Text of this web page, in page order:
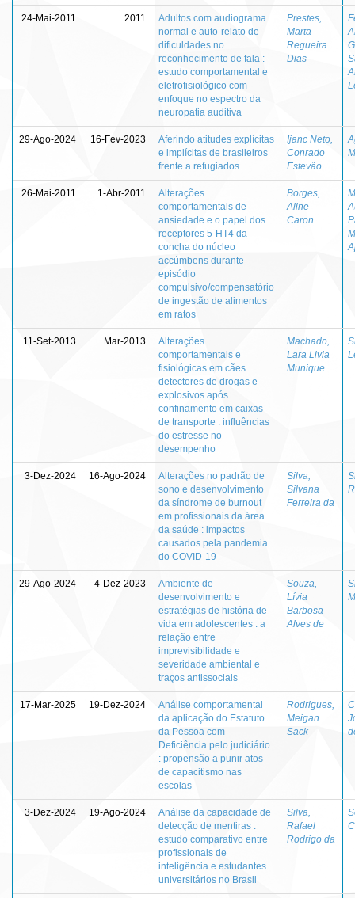
24-Mai-2011 2011
Adultos com audiograma
normal e auto-relato de
dificuldades no
reconhecimento de fala :
estudo comportamental e
eletrofisiológico com
enfoque no espectro da
neuropatia auditiva
Prestes,
Marta
Regueira
Dias
29-Ago-2024 16-Fev-2023
Aferindo atitudes explícitas
e implícitas de brasileiros
frente a refugiados
Ijanc Neto,
Conrado
Estevão
26-Mai-2011 1-Abr-2011
Alterações
comportamentais de
ansiedade e o papel dos
receptores 5-HT4 da
concha do núcleo
accúmbens durante
episódio
compulsivo/compensatório
de ingestão de alimentos
em ratos
Borges,
Aline
Caron
11-Set-2013 Mar-2013
Alterações
comportamentais e
fisiológicas em cães
detectores de drogas e
explosivos após
confinamento em caixas
de transporte : influências
do estresse no
desempenho
Machado,
Lara Livia
Munique
3-Dez-2024 16-Ago-2024
Alterações no padrão de
sono e desenvolvimento
da síndrome de burnout
em profissionais da área
da saúde : impactos
causados pela pandemia
do COVID-19
Silva,
Silvana
Ferreira da
29-Ago-2024 4-Dez-2023
Ambiente de
desenvolvimento e
estratégias de história de
vida em adolescentes : a
relação entre
imprevisibilidade e
severidade ambiental e
traços antissociais
Souza,
Lívia
Barbosa
Alves de
17-Mar-2025 19-Dez-2024
Análise comportamental
da aplicação do Estatuto
da Pessoa com
Deficiência pelo judiciário
: propensão a punir atos
de capacitismo nas
escolas
Rodrigues,
Meigan
Sack
3-Dez-2024 19-Ago-2024
Análise da capacidade de
detecção de mentiras :
estudo comparativo entre
profissionais de
inteligência e estudantes
universitários no Brasil
Silva,
Rafael
Rodrigo da